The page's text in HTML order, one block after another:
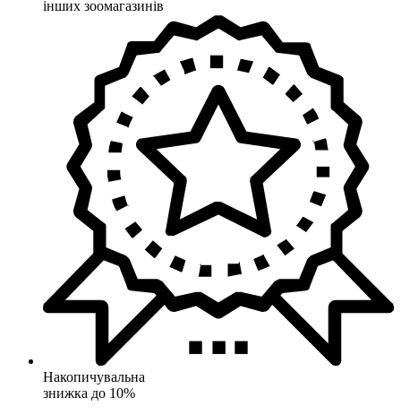
інших зоомагазинів
Накопичувальна
знижка до 10%